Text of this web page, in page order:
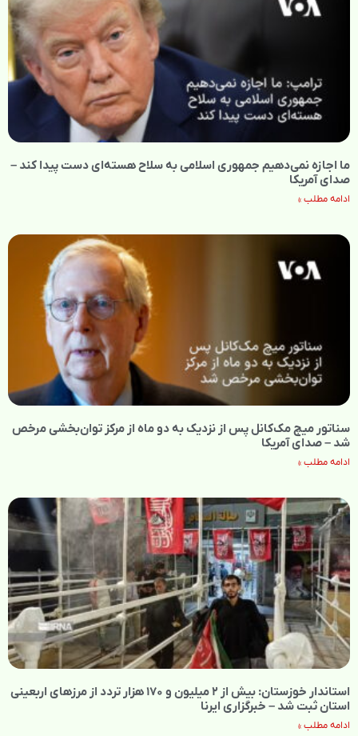
ما اجازه نمی‌دهیم جمهوری اسلامی به سلاح هسته‌ای دست پیدا کند –
صدای آمریکا
ادامه مطلب »
سناتور میچ مک‌کانل پس از نزدیک به دو ماه از مرکز توان‌بخشی مرخص
شد – صدای آمریکا
ادامه مطلب »
استاندار خوزستان: بیش از ۲ میلیون و ۱۷۰ هزار تردد از مرزهای اربعینی
استان ثبت شد – خبرگزاری ایرنا
ادامه مطلب »